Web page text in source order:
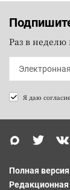
Раз в
Я даю
Полная версия
Редакционная